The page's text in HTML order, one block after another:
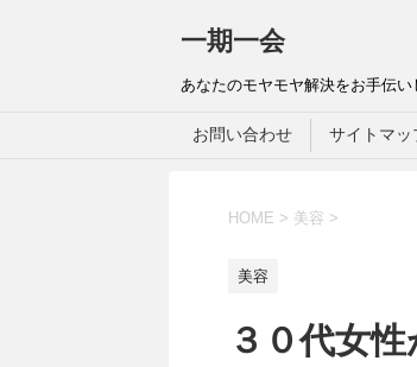
一期一会
あなたのモヤモヤ解決をお手伝い
お問い合わせ サイトマッ
HOME > 美容 >
美容
３０代女